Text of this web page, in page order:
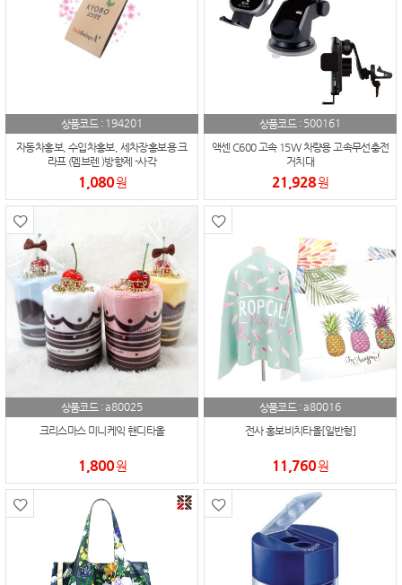
상품코드 : 194201
자동차홍보, 수입차홍보, 세차장홍보용 크
라프 (멤브렌 )방향제 -사각
1,080원
상품코드 : 500161
액센 C600 고속 15W 차량용 고속무선충전
거치대
21,928원
상품코드 :a80025
크리스마스 미니케익 핸디타올
1,800원
상품코드 :a80016
전사 홍보비치타올[일반형]
11,760원